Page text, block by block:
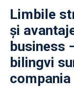
Limbile
și
business
bilingvi
compania